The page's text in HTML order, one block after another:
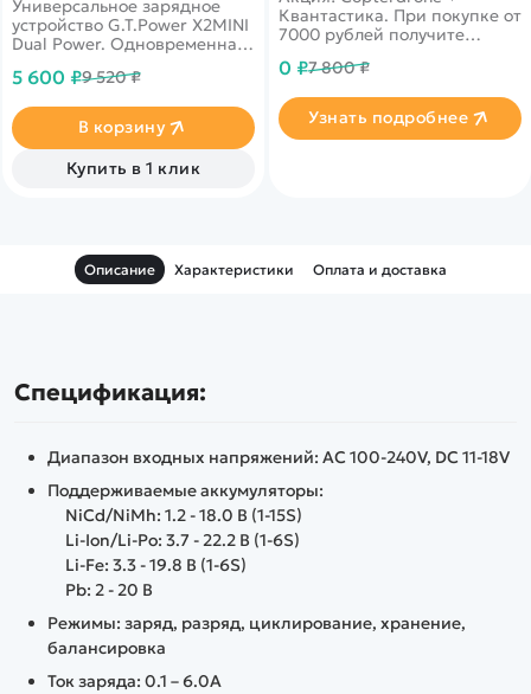
Квантастика. При покупке от
7000 рублей получите
нашего партнера
0 ₽7 800 ₽
Узнать подробнее
Универсальное зарядное
устройство G.T.Power X2MINI
Dual Power. Одновременная
батарей. Встроенный блок
5 600 ₽9 520 ₽
В корзину
Купить в 1 клик
Описание Характеристики Оплата и доставка
Спецификация:
Диапазон входных напряжений: АС 100-240V, DC 11-18V
Поддерживаемые аккумуляторы:
NiCd/NiMh: 1.2 - 18.0 В (1-15S)
Li-Ion/Li-Po: 3.7 - 22.2 В (1-6S)
Li-Fe: 3.3 - 19.8 В (1-6S)
Pb: 2 - 20 В
Режимы: заряд, разряд, циклирование, хранение,
балансировка
Ток заряда: 0.1 – 6.0А